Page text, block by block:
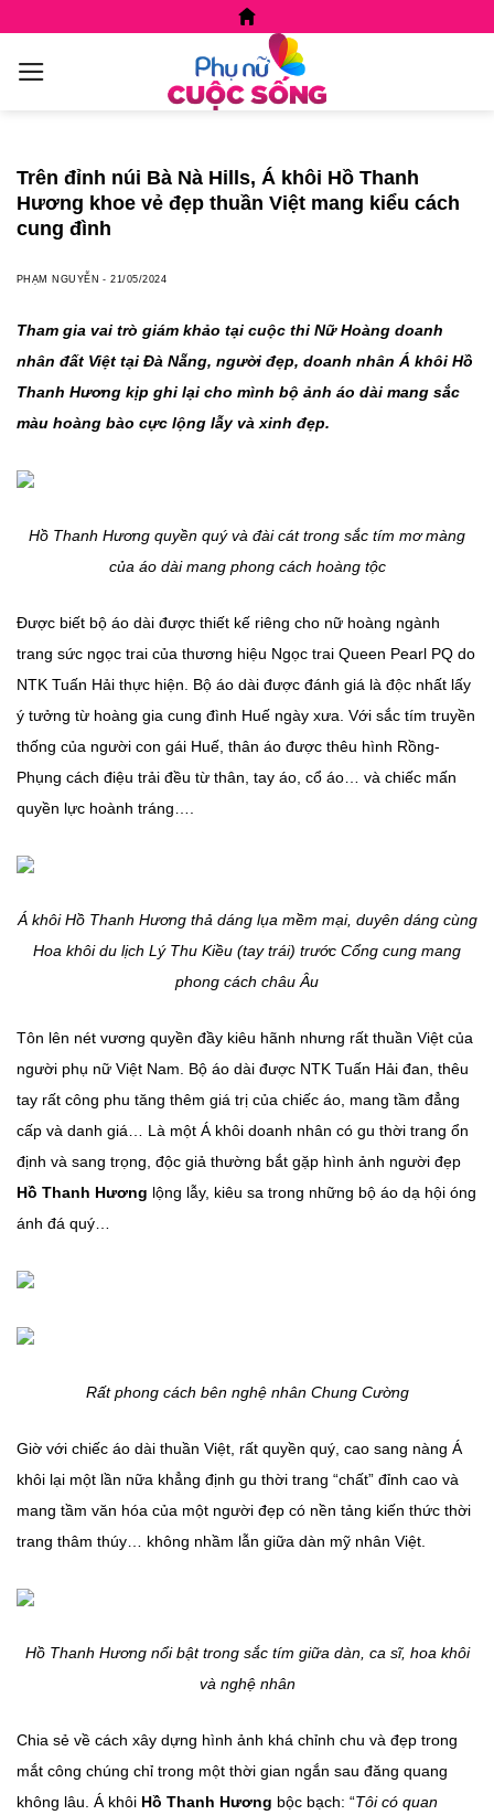
content
Trên đỉnh núi Bà Nà Hills, Á khôi Hồ Thanh
Hương khoe vẻ đẹp thuần Việt mang kiểu cách
cung đình
PHẠM NGUYỄN -21/05/2024
Tham gia vai trò giám khảo tại cuộc thi Nữ Hoàng doanh
nhân đất Việt tại Đà Nẵng, người đẹp, doanh nhân Á khôi Hồ
Thanh Hương kịp ghi lại cho mình bộ ảnh áo dài mang sắc
màu hoàng bào cực lộng lẫy và xinh đẹp.
Hồ Thanh Hương quyền quý và đài cát trong sắc tím mơ màng
của áo dài mang phong cách hoàng tộc
Được biết bộ áo dài được thiết kế riêng cho nữ hoàng ngành
trang sức ngọc trai của thương hiệu Ngọc trai Queen Pearl PQ do
NTK Tuấn Hải thực hiện. Bộ áo dài được đánh giá là độc nhất lấy
ý tưởng từ hoàng gia cung đình Huế ngày xưa. Với sắc tím truyền
thống của người con gái Huế, thân áo được thêu hình Rồng-
Phụng cách điệu trải đều từ thân, tay áo, cổ áo… và chiếc mấn
quyền lực hoành tráng….
Á khôi Hồ Thanh Hương thả dáng lụa mềm mại, duyên dáng cùng
Hoa khôi du lịch Lý Thu Kiều (tay trái) trước Cổng cung mang
phong cách châu Âu
Tôn lên nét vương quyền đầy kiêu hãnh nhưng rất thuần Việt của
người phụ nữ Việt Nam. Bộ áo dài được NTK Tuấn Hải đan, thêu
tay rất công phu tăng thêm giá trị của chiếc áo, mang tầm đẳng
cấp và danh giá… Là một Á khôi doanh nhân có gu thời trang ổn
định và sang trọng, độc giả thường bắt gặp hình ảnh người đẹp
Hồ Thanh Hương lộng lẫy, kiêu sa trong những bộ áo dạ hội óng
ánh đá quý…
Rất phong cách bên nghệ nhân Chung Cường
Giờ với chiếc áo dài thuần Việt, rất quyền quý, cao sang nàng Á
khôi lại một lần nữa khẳng định gu thời trang “chất” đỉnh cao và
mang tầm văn hóa của một người đẹp có nền tảng kiến thức thời
trang thâm thúy… không nhầm lẫn giữa dàn mỹ nhân Việt.
Hồ Thanh Hương nổi bật trong sắc tím giữa dàn, ca sĩ, hoa khôi
và nghệ nhân
Chia sẻ về cách xây dựng hình ảnh khá chỉnh chu và đẹp trong
mắt công chúng chỉ trong một thời gian ngắn sau đăng quang
không lâu. Á khôi Hồ Thanh Hương bộc bạch: “Tôi có quan